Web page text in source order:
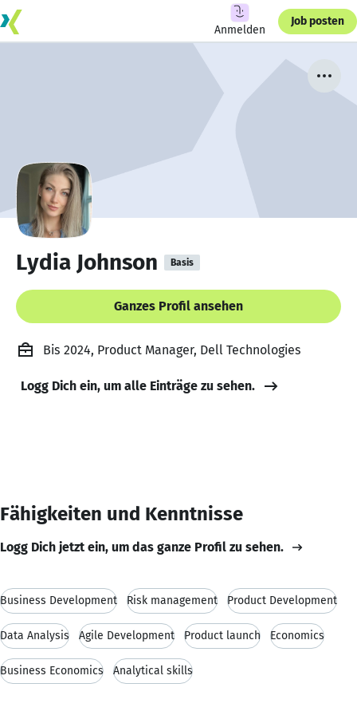
Anmelden
Job posten
Lydia Johnson Basis
Ganzes Profil ansehen
Bis 2024, Product Manager, Dell Technologies
Logg Dich ein, um alle Einträge zu sehen.
Fähigkeiten und Kenntnisse
Logg Dich jetzt ein, um das ganze Profil zu sehen.
Business Development Risk management Product Development
Data Analysis Agile Development Product launch Economics
Business Economics Analytical skills